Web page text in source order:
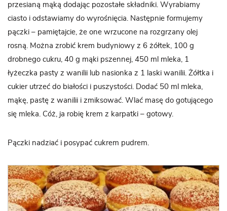
przesianą mąką dodając pozostałe składniki. Wyrabiamy
ciasto i odstawiamy do wyrośnięcia. Następnie formujemy
pączki – pamiętajcie, że one wrzucone na rozgrzany olej
rosną. Można zrobić krem budyniowy z 6 żółtek, 100 g
drobnego cukru, 40 g mąki pszennej, 450 ml mleka, 1
łyżeczka pasty z wanilii lub nasionka z 1 laski wanilii. Żółtka i
cukier utrzeć do białości i puszystości. Dodać 50 ml mleka,
mąkę, pastę z wanilii i zmiksować. Wlać masę do gotującego
się mleka. Cóż, ja robię krem z karpatki – gotowy.
Pączki nadziać i posypać cukrem pudrem.